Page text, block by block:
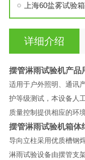
上海60盐雾试验
详细介绍
摆管淋雨试验机产品
适用于户外照明、通讯
护等级测试，本设备人
质量控制提供相应的环
摆管淋雨试验机箱体
导向立柱采用优质槽钢
淋雨试验设备由摆管支